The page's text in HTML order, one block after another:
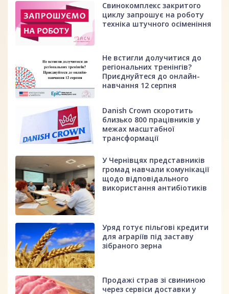
Свинокомплекс закритого
циклу запрошує на роботу
техніка штучного осіменіння
Не встигли долучитися до
регіональних тренінгів?
Приєднуйтеся до онлайн-
навчання 12 серпня
Danish Crown скоротить
близько 800 працівників у
межах масштабної
трансформації
У Чернівцях представників
громад навчали комунікації
щодо відповідального
використання антибіотиків
Уряд готує пільгові кредити
для аграріїв під заставу
зібраного зерна
Продажі страв зі свининою
через сервіси доставки у